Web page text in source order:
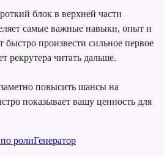
блок в верхней части
самые важные навыки, опыт и
произвести сильное первое
рекрутера читать дальше.
повысить шансы на
показывает вашу ценность для
ролиГенератор